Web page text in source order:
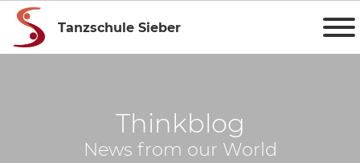
Tanzschule Sieber
Thinkblog
News from our World